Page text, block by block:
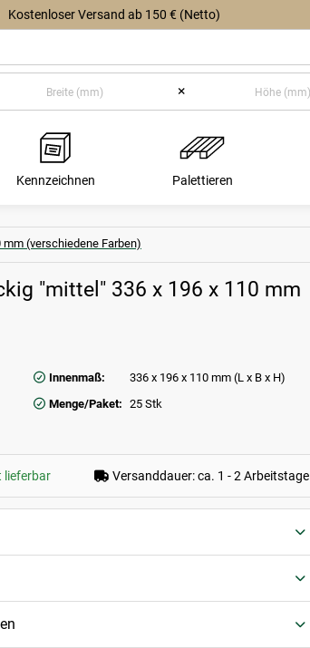
Kostenloser Versand ab 150 € (Netto)
×
Kennzeichnen Palettieren
(verschiedene Farben)
"mittel" 336 x 196 x 110 mm
Innenmaß:
336 x 196 x 110 mm (L x B x H)
Menge/Paket: 25 Stk
lieferbar Versanddauer: ca. 1 - 2 Arbeitstage